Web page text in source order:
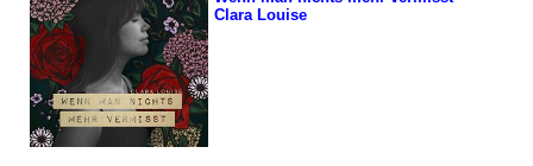
Clara Louise